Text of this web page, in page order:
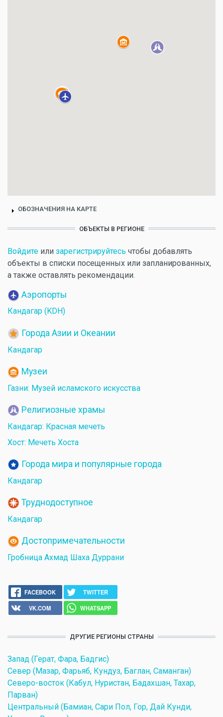
ОБОЗНАЧЕНИЯ НА КАРТЕ
ОБЪЕКТЫ В РЕГИОНЕ
Войдите или зарегистрируйтесь чтобы добавлять
объекты в списки посещенных или запланированных,
а также оставлять рекомендации.
Аэропорты
Кандагар (KDH)
Города Азии и Океании
Кандагар
Музеи
Газни: Музей исламского искусства
Религиозные храмы
Кандагар: Красная мечеть
Хост: Мечеть Хоста
Города мира и популярные города
Кандагар
Труднодоступное
Кандагар
Достопримечательности
Гробница Ахмад Шаха Дуррани
FACEBOOK
TWITTER
VK.COM
WHATSAPP
ДРУГИЕ РЕГИОНЫ СТРАНЫ
Запад (Герат, Фара, Бадгис)
Север (Мазар, Фарьяб, Кундуз, Баглан, Саманган)
Северо-восток (Кабул, Нуристан, Бадахшан, Тахар,
Парван)
Центральный (Бамиан, Сари Пол, Гор, Дай Кунди,